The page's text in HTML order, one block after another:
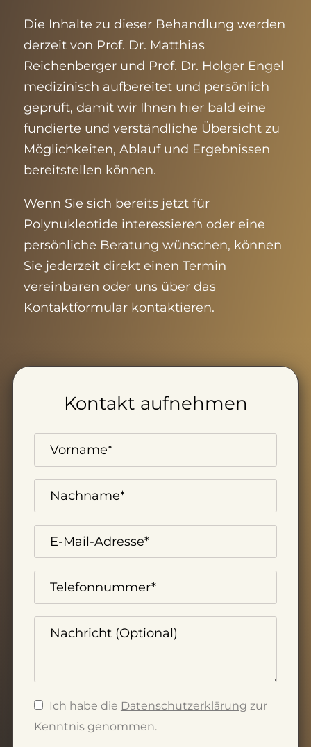
Die Inhalte zu dieser Behandlung werden
derzeit von Prof. Dr. Matthias
Reichenberger und Prof. Dr. Holger Engel
medizinisch aufbereitet und persönlich
geprüft, damit wir Ihnen hier bald eine
fundierte und verständliche Übersicht zu
Möglichkeiten, Ablauf und Ergebnissen
bereitstellen können.
Wenn Sie sich bereits jetzt für
Polynukleotide interessieren oder eine
persönliche Beratung wünschen, können
Sie jederzeit direkt einen Termin
vereinbaren oder uns über das
Kontaktformular kontaktieren.
Kontakt aufnehmen
Ich habe die Datenschutzerklärung zur
Kenntnis genommen.